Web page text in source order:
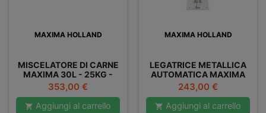
MAXIMA HOLLAND
MISCELATORE DI CARNE
MAXIMA 30L - 25KG -
DOPPIO
Prezzo
353,00 €
 Aggiungi al carrello
MAXIMA HOLLAND
LEGATRICE METALLICA
AUTOMATICA MAXIMA
Prezzo
243,00 €
 Aggiungi al carrello